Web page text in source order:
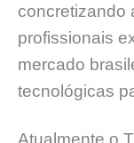
concretizando
profissionais
mercado
tecnológicas
Atualmente o